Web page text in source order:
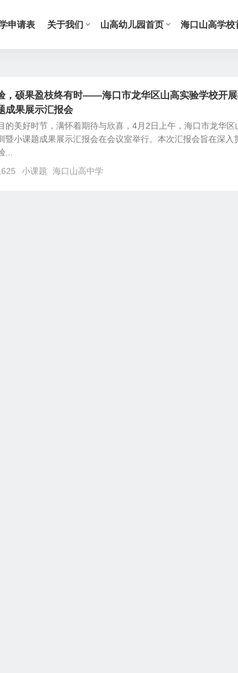
申请表 关于我们 山高幼儿园首页 海口山高学校
，硕果盈枝终有时——海口市龙华区山高实验学校开
成果展示汇报会
美好时节，满怀着期待与欣喜，4月2日上午，海口市龙华区
暨小课题成果展示汇报会在会议室举行。本次汇报会旨在深入
小课题 海口山高中学